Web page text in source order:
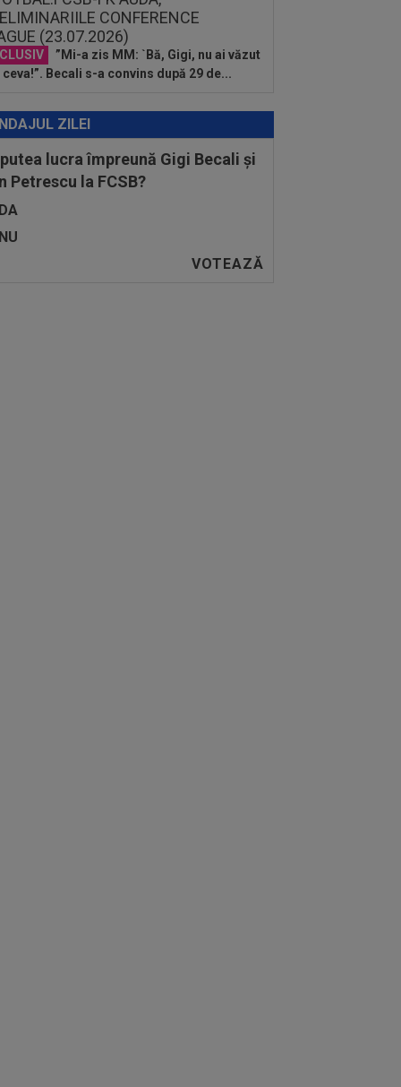
”Mi-a zis MM: `Bă, Gigi, nu ai văzut
ceva!”. Becali s-a convins după 29 de...
ZILEI
lucra împreună Gigi Becali și
Petrescu la FCSB?
DA
NU